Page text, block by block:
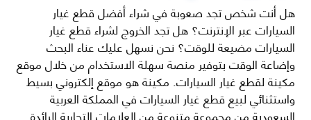
هل أنت شخص تجد صعوبة في شراء أفضل قطع غيار
السيارات عبر الإنترنت؟ هل تجد الخروج لشراء قطع غيار
السيارات مضيعة للوقت؟ نحن نسهل عليك عناء البحث
وإضاعة الوقت بتوفير منصة سهلة الاستخدام من خلال موقع
مكينة لقطع غيار السيارات. مكينة هو موقع إلكتروني بسيط
واستثنائي لبيع قطع غيار السيارات في المملكة العربية
السعودية من مجموعة متنوعة من العلامات التجارية الرائدة